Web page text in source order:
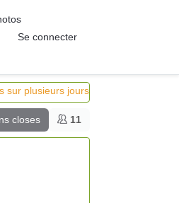
Se connecter
sur plusieurs jours
closes 11